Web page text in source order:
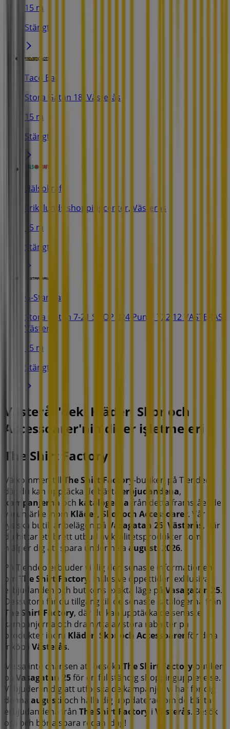
15 m
Stängt
Taco Bar
Stora Gatan 18, Västerås
15 m
Stängt
Hälsokraft
Erikslunds shoppingcenter, Västerås
15 m
Stängt
G-Star Raw
Stora Gatan 7-21 SHOP 324 Punkt 722 12 VASTERAS,
Västerås
15 m
Stängt
Västerås'deki Kläder, Skor och
Accessoarer'nin diğer işletmeleri
The Shirt Factory
Välkommen till The Shirt Factory-butiken på Tiendeo,
där du kan upptäcka de bästa
erbjudandena,
kampanjerna och katalogerna från detta framstående
varumärke inom Kläder, Skor och Accessoarer. Vår
fysiska butik är belägen på Vasagatan 25 Västerås , där
du hittar ett brett utbud av kvalitetsprodukter som
hjälper dig att spara under hela augusti 2026.
På Tiendeo erbjuder vi dig den senaste informationen
om The Shirt Factory , inklusive öppettider, exklusiva
erbjudanden och butikens exakta läge på Vasagatan 25.
Dessutom får du tillgång till de senaste katalogerna från
The Shirt Factory, där du kan upptäcka de senaste
kampanjerna och dra nytta av stora rabatter på
produkter inom Kläder, Skor och Accessoarer för dina
inköp i Västerås.
Missa inte chansen att besöka The Shirt Factory-butiken
på Vasagatan 25för en fullständig shoppingupplevelse.
Vi bjuder in dig att utforska de kampanjer vi har för dig
denna augusti och hålla dig uppdaterad om de bästa
erbjudandena från The Shirt Factory i Västerås. Besök
oss och börja spara redan idag!